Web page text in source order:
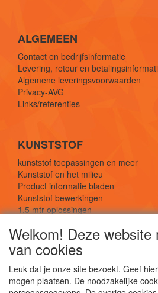
ALGEMEEN
Contact en bedrijfsinformatie
Levering, retour en
Algemene leveringsvoorwaarden
Privacy-AVG
Links/referenties
KUNSTSTOF
kunststof toepassingen en meer
Kunststof en het milieu
Product informatie bladen
Kunststof bewerkingen
1,5 mtr oplossingen
SOCIALE MEDIA
Welkom! Deze website
van cookies
Leuk dat je onze site bezoekt. Geef
mogen plaatsen. De noodzakelijke